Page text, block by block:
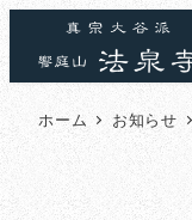
ホーム お知らせ